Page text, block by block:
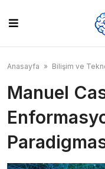
content
Anasayfa » Bilişim ve
Manuel